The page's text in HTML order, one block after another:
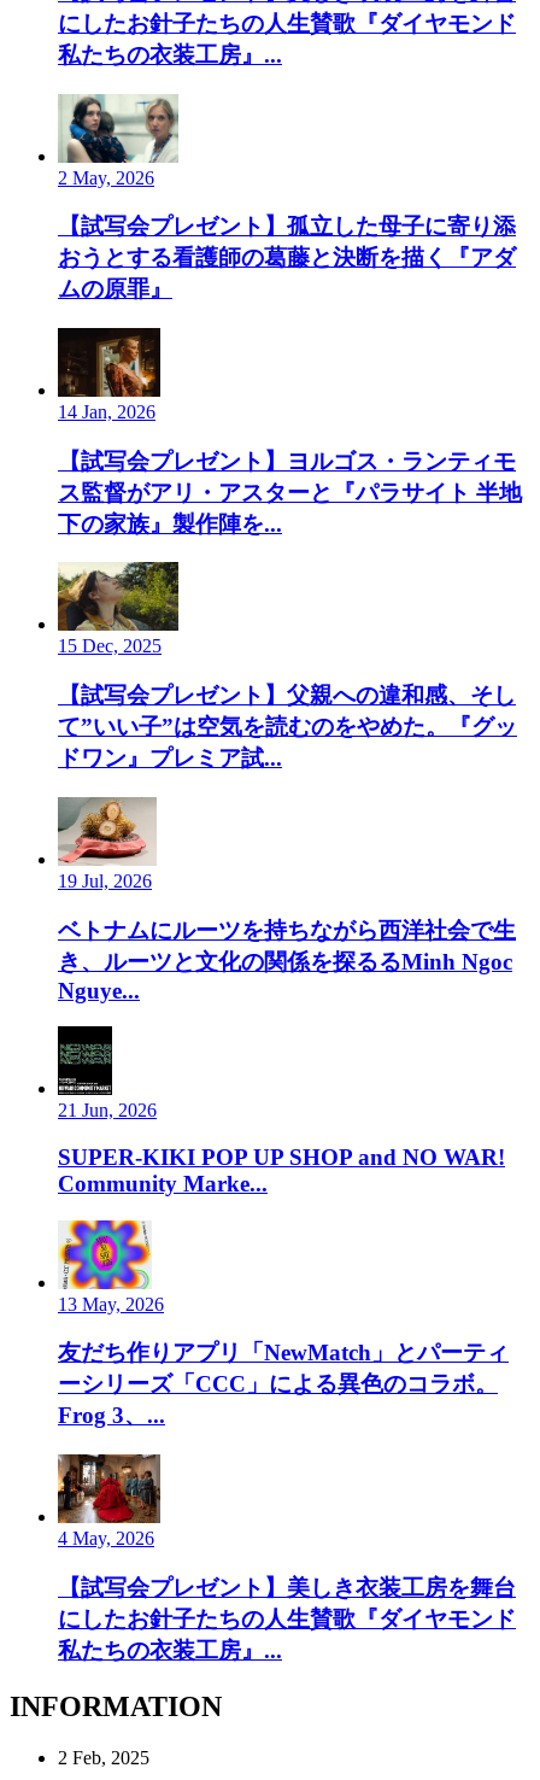
にしたお針子たちの人生賛歌『ダイヤモンド
私たちの衣装工房』...
2 May, 2026
【試写会プレゼント】孤立した母子に寄り添
おうとする看護師の葛藤と決断を描く『アダ
ムの原罪』
14 Jan, 2026
【試写会プレゼント】ヨルゴス・ランティモ
ス監督がアリ・アスターと『パラサイト 半地
下の家族』製作陣を...
15 Dec, 2025
【試写会プレゼント】父親への違和感、そし
て”いい子”は空気を読むのをやめた。『グッ
ドワン』プレミア試...
19 Jul, 2026
ベトナムにルーツを持ちながら西洋社会で生
き、ルーツと文化の関係を探るるMinh Ngoc
Nguye...
21 Jun, 2026
SUPER-KIKI POP UP SHOP and NO WAR!
Community Marke...
13 May, 2026
友だち作りアプリ「NewMatch」とパーティ
ーシリーズ「CCC」による異色のコラボ。
Frog 3、...
4 May, 2026
【試写会プレゼント】美しき衣装工房を舞台
にしたお針子たちの人生賛歌『ダイヤモンド
私たちの衣装工房』...
INFORMATION
2 Feb, 2025